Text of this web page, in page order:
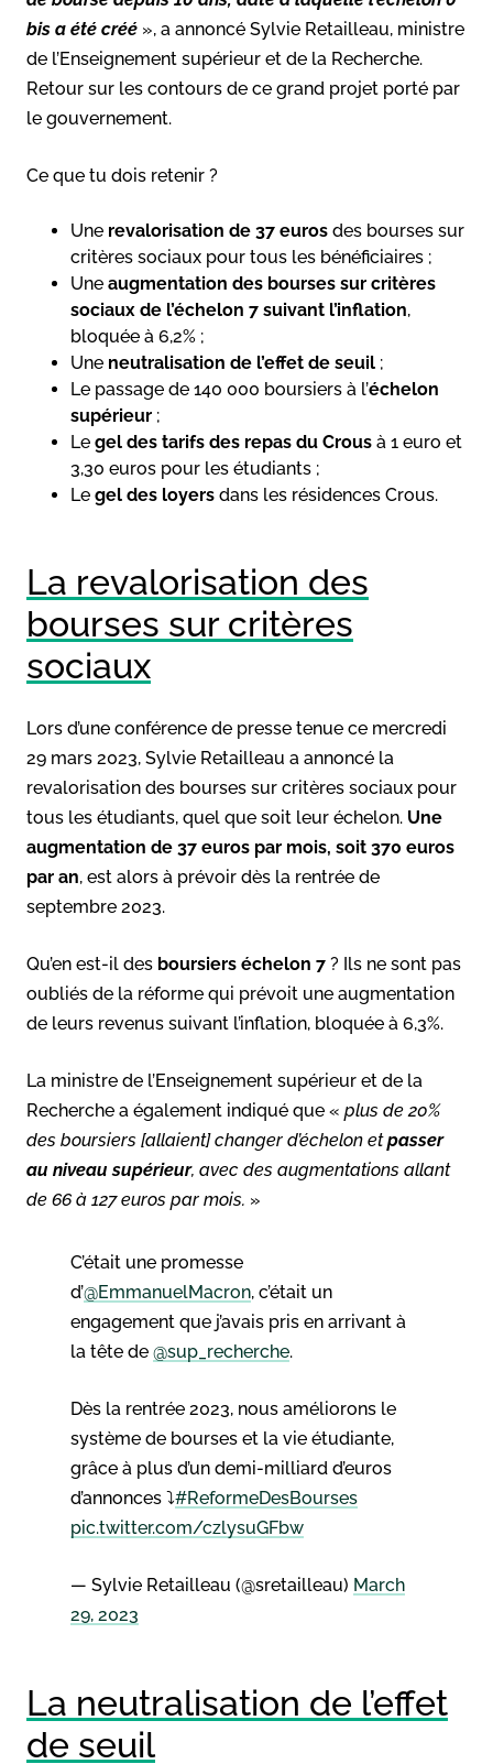
bis a été créé », a annoncé Sylvie Retailleau, ministre
de l’Enseignement supérieur et de la Recherche.
Retour sur les contours de ce grand projet porté par
le gouvernement.
Ce que tu dois retenir ?
Une revalorisation de 37 euros des bourses sur
critères sociaux pour tous les bénéficiaires ;
Une augmentation des bourses sur critères
sociaux de l’échelon 7 suivant l’inflation,
bloquée à 6,2% ;
Une neutralisation de l’effet de seuil ;
Le passage de 140 000 boursiers à l’échelon
supérieur ;
Le gel des tarifs des repas du Crous à 1 euro et
3,30 euros pour les étudiants ;
Le gel des loyers dans les résidences Crous.
La revalorisation des
bourses sur critères
sociaux
Lors d’une conférence de presse tenue ce mercredi
29 mars 2023, Sylvie Retailleau a annoncé la
revalorisation des bourses sur critères sociaux pour
tous les étudiants, quel que soit leur échelon. Une
augmentation de 37 euros par mois, soit 370 euros
par an, est alors à prévoir dès la rentrée de
septembre 2023.
Qu’en est-il des boursiers échelon 7 ? Ils ne sont pas
oubliés de la réforme qui prévoit une augmentation
de leurs revenus suivant l’inflation, bloquée à 6,3%.
La ministre de l’Enseignement supérieur et de la
Recherche a également indiqué que « plus de 20%
des boursiers [allaient] changer d’échelon etpasser
au niveau supérieur, avec des augmentations allant
de 66 à 127 euros par mois. »
C’était une promesse
d’@EmmanuelMacron, c’était un
engagement que j’avais pris en arrivant à
la tête de @sup_recherche.
Dès la rentrée 2023, nous améliorons le
système de bourses et la vie étudiante,
grâce à plus d’un demi-milliard d’euros
d’annonces ⤵️#ReformeDesBourses
pic.twitter.com/czlysuGFbw
— Sylvie Retailleau (@sretailleau) March
29, 2023
La neutralisation de l’effet
de seuil